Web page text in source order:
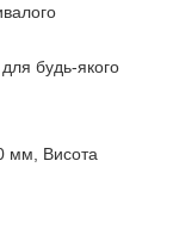
будь-якого
мм, Висота